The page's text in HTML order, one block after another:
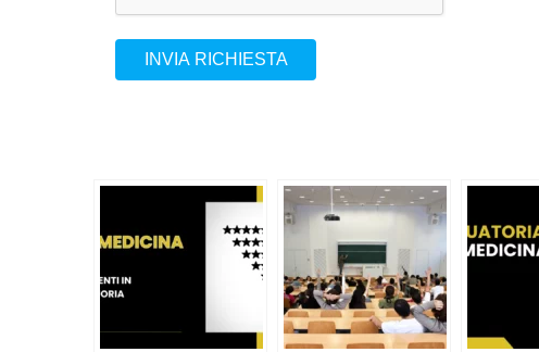
INVIA RICHIESTA